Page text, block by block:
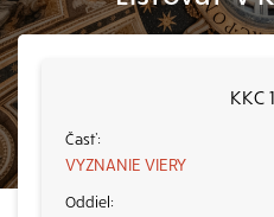
KKC
VYZNANIE VIERY